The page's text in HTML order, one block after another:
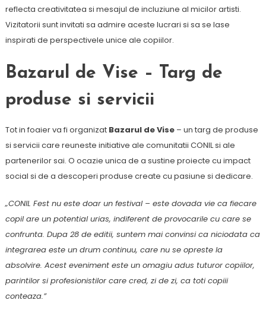
reflecta creativitatea si mesajul de incluziune al micilor artisti.
Vizitatorii sunt invitati sa admire aceste lucrari si sa se lase
inspirati de perspectivele unice ale copiilor.
Bazarul de Vise – Targ de
produse si servicii
Tot in foaier va fi organizat Bazarul de Vise– un targ de produse
si servicii care reuneste initiative ale comunitatii CONIL si ale
partenerilor sai. O ocazie unica de a sustine proiecte cu impact
social si de a descoperi produse create cu pasiune si dedicare.
„CONIL Fest nu este doar un festival – este dovada vie ca fiecare
copil are un potential urias, indiferent de provocarile cu care se
confrunta. Dupa 28 de editii, suntem mai convinsi ca niciodata ca
integrarea este un drum continuu, care nu se opreste la
absolvire. Acest eveniment este un omagiu adus tuturor copiilor,
parintilor si profesionistilor care cred, zi de zi, ca toti copiii
conteaza.”